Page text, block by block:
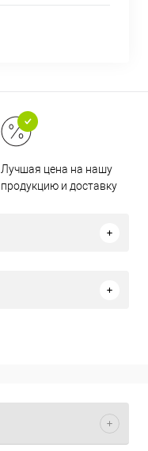
Лучшая цена на нашу
продукцию и доставку